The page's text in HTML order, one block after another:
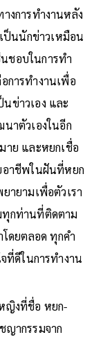
งการทำงานหลัง
ป็นนักข่าวเหมือน
ชอบในการทำ
การทำงานเพื่อ
ข่าวเอง และ
าตัวเองในอีก
าย และหยกเชื่อ
อาชีพในฝันที่หยก
ายามเพื่อตัวเรา
ทุกท่านที่ติดตาม
ดยตลอด ทุกคำ
ที่ดีในการทำงาน
ญิงที่ชื่อ หยก-
ญากรรมจาก